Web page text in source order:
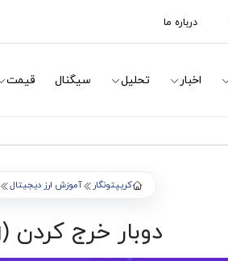
درباره ما
اخبار تحلیل سیگنال قیمت
کریپتونگار آموزش ارز دیجیتال
دوبار خرج کردن (Double Spending) چیست؟